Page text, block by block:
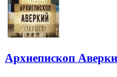
Архиепископ